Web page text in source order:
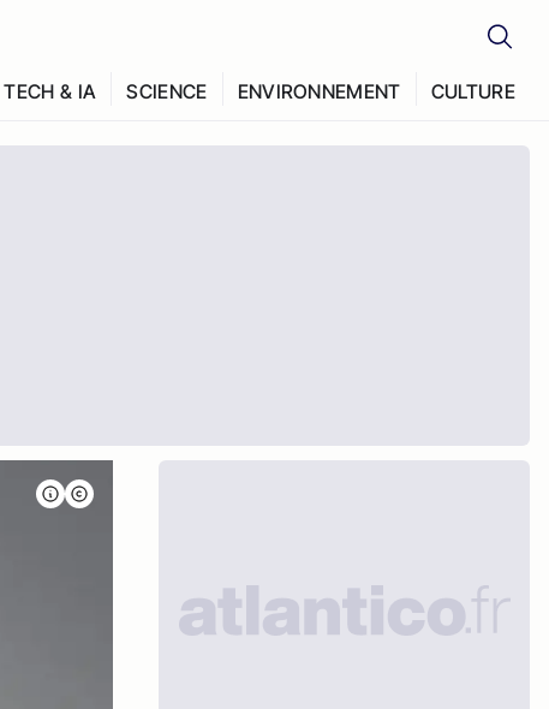
TECH & IA SCIENCE ENVIRONNEMENT CULTURE